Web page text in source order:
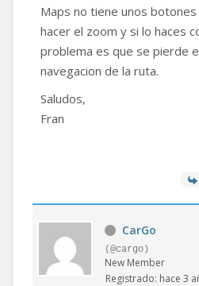
Maps no tiene unos
hacer el zoom y si lo haces
problema es que se pierde
navegacion de la ruta.
Saludos,
Fran
CarGo
(@cargo)
New Member
Registrado: hace 3